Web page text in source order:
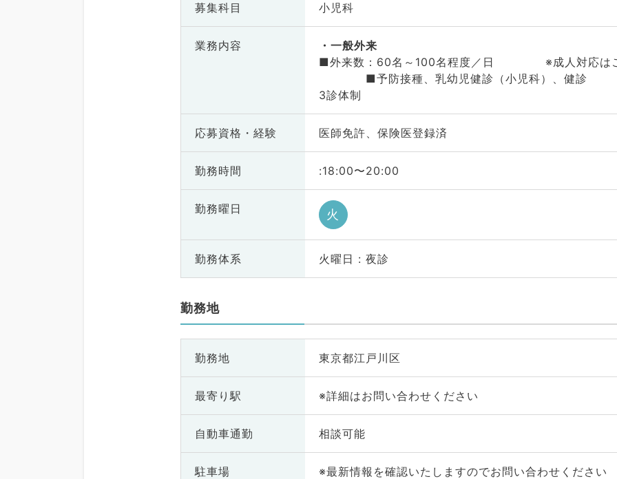
募集科目 小児科
業務内容
一般外来
■外来数：60名～100名程度／日 ※成人対応はご
■予防接種、乳幼児健診（小児科）、健診
3診体制
応募資格・ 経験 医師免許、保険医登録済
勤務時間 :18:00〜20:00
勤務曜日 火
勤務体系 火曜日 : 夜診
勤務地
勤務地 東京都江戸川区
最寄り駅 ※詳細はお問い合わせください
自動車通勤 相談可能
駐車場 ※最新情報を確認いたしますのでお問い合わせください